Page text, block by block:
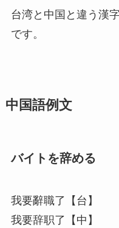
プ
台湾と中国と違う漢
です。
中国語例文
バイトを辞める
我要辭職了【台】
我要辞职了【中】